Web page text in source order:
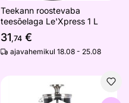
Teekann roostevaba
teesõelaga Le'Xpress 1 L
31,74 €
ajavahemikul 18.08 - 25.08
Presskann La Cafetière